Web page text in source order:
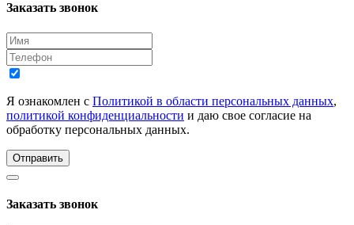
Заказать звонок
Я ознакомлен с Политикой в области персональных данных,
политикой конфиденциальности и даю свое согласие на
обработку персональных данных.
Отправить
Заказать звонок